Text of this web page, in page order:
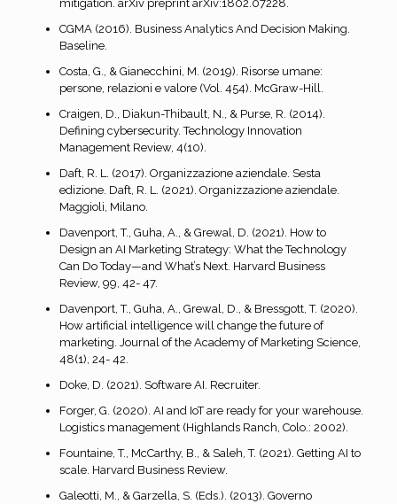
mitigation. arXiv preprint arXiv:1802.07228.
CGMA (2016). Business Analytics And Decision Making.
Baseline.
Costa, G., & Gianecchini, M. (2019). Risorse umane:
persone, relazioni e valore (Vol. 454). McGraw-Hill.
Craigen, D., Diakun-Thibault, N., & Purse, R. (2014).
Defining cybersecurity. Technology Innovation
Management Review, 4(10).
Daft, R. L. (2017). Organizzazione aziendale. Sesta
edizione. Daft, R. L. (2021). Organizzazione aziendale.
Maggioli, Milano.
Davenport, T., Guha, A., & Grewal, D. (2021). How to
Design an AI Marketing Strategy: What the Technology
Can Do Today—and What’s Next. Harvard Business
Review, 99, 42- 47.
Davenport, T., Guha, A., Grewal, D., & Bressgott, T. (2020).
How artificial intelligence will change the future of
marketing. Journal of the Academy of Marketing Science,
48(1), 24- 42.
Doke, D. (2021). Software AI. Recruiter.
Forger, G. (2020). AI and IoT are ready for your warehouse.
Logistics management (Highlands Ranch, Colo.: 2002).
Fountaine, T., McCarthy, B., & Saleh, T. (2021). Getting AI to
scale. Harvard Business Review.
Galeotti, M., & Garzella, S. (Eds.). (2013). Governo